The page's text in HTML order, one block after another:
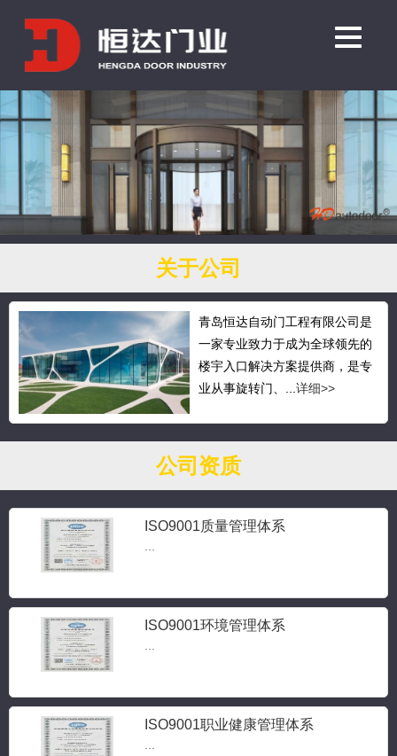
关于公司
青岛恒达自动门工程有限公司是
一家专业致力于成为全球领先的
楼宇入口解决方案提供商，是专
业从事旋转门、... 详细>>
公司资质
ISO9001质量管理体系
ISO9001环境管理体系
ISO9001职业健康管理体系